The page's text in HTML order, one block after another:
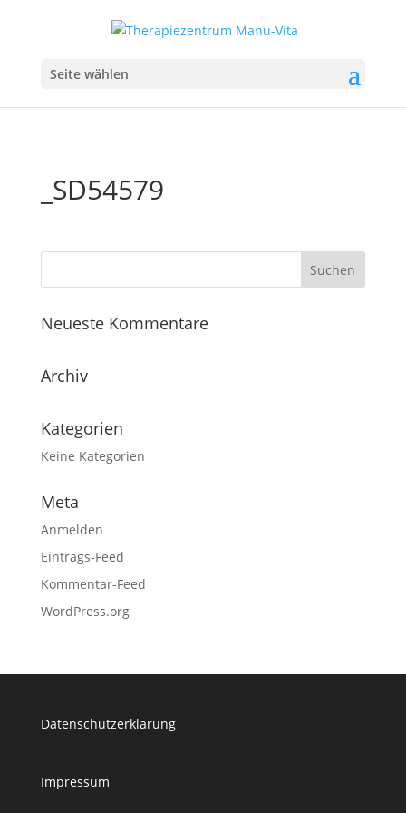
Seite wählen
_SD54579
Neueste Kommentare
Archiv
Kategorien
Keine Kategorien
Meta
Anmelden
Eintrags-Feed
Kommentar-Feed
WordPress.org
Datenschutzerklärung
Impressum